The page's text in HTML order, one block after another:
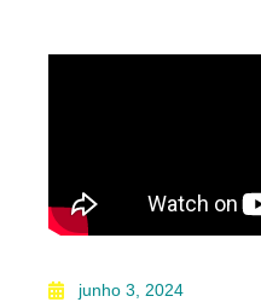
junho 3, 2024